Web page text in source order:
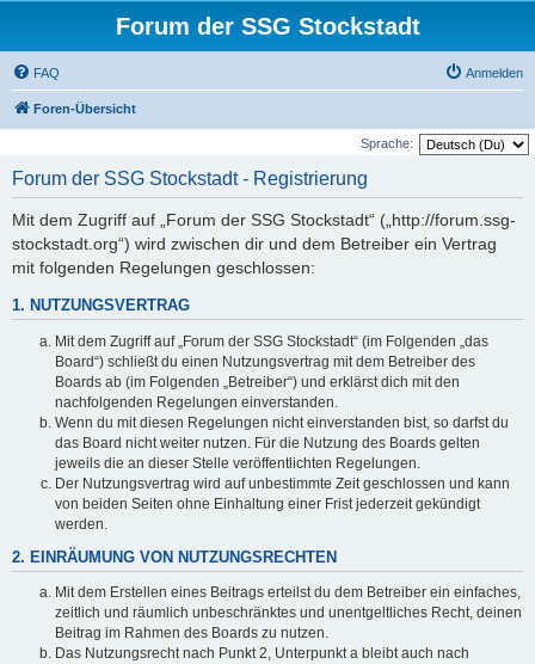
Forum der SSG Stockstadt
FAQ Anmelden
Foren-Übersicht
Sprache:
Forum der SSG Stockstadt - Registrierung
Mit dem Zugriff auf „Forum der SSG Stockstadt“ („http://forum.ssg-
stockstadt.org“) wird zwischen dir und dem Betreiber ein Vertrag
mit folgenden Regelungen geschlossen:
1. NUTZUNGSVERTRAG
Mit dem Zugriff auf „Forum der SSG Stockstadt“ (im Folgenden „das
Board“) schließt du einen Nutzungsvertrag mit dem Betreiber des
Boards ab (im Folgenden „Betreiber“) und erklärst dich mit den
nachfolgenden Regelungen einverstanden.
Wenn du mit diesen Regelungen nicht einverstanden bist, so darfst du
das Board nicht weiter nutzen. Für die Nutzung des Boards gelten
jeweils die an dieser Stelle veröffentlichten Regelungen.
Der Nutzungsvertrag wird auf unbestimmte Zeit geschlossen und kann
von beiden Seiten ohne Einhaltung einer Frist jederzeit gekündigt
werden.
2. EINRÄUMUNG VON NUTZUNGSRECHTEN
Mit dem Erstellen eines Beitrags erteilst du dem Betreiber ein einfaches,
zeitlich und räumlich unbeschränktes und unentgeltliches Recht, deinen
Beitrag im Rahmen des Boards zu nutzen.
Das Nutzungsrecht nach Punkt 2, Unterpunkt a bleibt auch nach